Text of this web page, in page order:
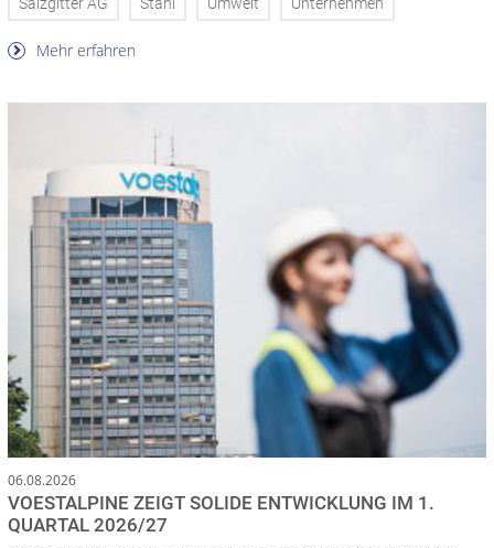
Mehr erfahren
06.08.2026
VOESTALPINE ZEIGT SOLIDE ENTWICKLUNG IM 1.
QUARTAL 2026/27